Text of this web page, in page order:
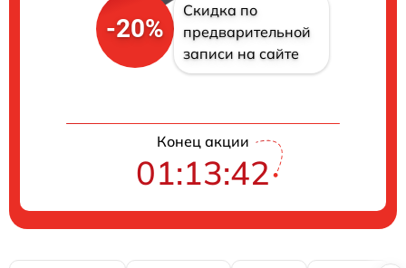
-20%
Скидка по
предварительной
записи на сайте
Конец акции
01:13:41